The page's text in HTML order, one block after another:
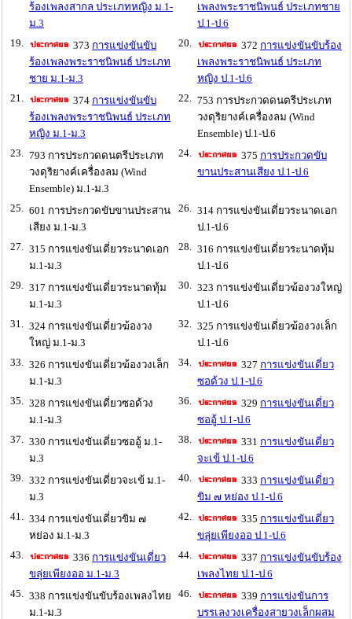
ร้องเพลงสากล ประเภทหญิง ม.1-
ม.3
เพลงพระราชนิพนธ์ ประเภทชาย
ป.1-ป.6
19.
373 การแข่งขันขับ
ร้องเพลงพระราชนิพนธ์ ประเภท
ชาย ม.1-ม.3
20. 372 การแข่งขันขับร้อง
เพลงพระราชนิพนธ์ ประเภท
หญิง ป.1-ป.6
21.
374 การแข่งขันขับ
ร้องเพลงพระราชนิพนธ์ ประเภท
หญิง ม.1-ม.3
22. 753 การประกวดดนตรีประเภท
วงดุริยางค์เครื่องลม (Wind
Ensemble) ป.1-ป.6
23. 793 การประกวดดนตรีประเภท
วงดุริยางค์เครื่องลม (Wind
Ensemble) ม.1-ม.3
24. 375 การประกวดขับ
ขานประสานเสียง ป.1-ป.6
25. 601 การประกวดขับขานประสาน
เสียง ม.1-ม.3
26. 314 การแข่งขันเดี่ยวระนาดเอก
ป.1-ป.6
27. 315 การแข่งขันเดี่ยวระนาดเอก
ม.1-ม.3
28. 316 การแข่งขันเดี่ยวระนาดทุ้ม
ป.1-ป.6
29. 317 การแข่งขันเดี่ยวระนาดทุ้ม
ม.1-ม.3
30. 323 การแข่งขันเดี่ยวฆ้องวงใหญ่
ป.1-ป.6
31. 324 การแข่งขันเดี่ยวฆ้องวง
ใหญ่ ม.1-ม.3
32. 325 การแข่งขันเดี่ยวฆ้องวงเล็ก
ป.1-ป.6
33. 326 การแข่งขันเดี่ยวฆ้องวงเล็ก
ม.1-ม.3
34. 327 การแข่งขันเดี่ยว
ซอด้วง ป.1-ป.6
35. 328 การแข่งขันเดี่ยวซอด้วง
ม.1-ม.3
36. 329 การแข่งขันเดี่ยว
ซออู้ ป.1-ป.6
37. 330 การแข่งขันเดี่ยวซออู้ ม.1-
ม.3
38. 331 การแข่งขันเดี่ยว
จะเข้ ป.1-ป.6
39. 332 การแข่งขันเดี่ยวจะเข้ ม.1-
ม.3
40. 333 การแข่งขันเดี่ยว
ขิม ๗ หย่อง ป.1-ป.6
41. 334 การแข่งขันเดี่ยวขิม ๗
หย่อง ม.1-ม.3
42. 335 การแข่งขันเดี่ยว
ขลุ่ยเพียงออ ป.1-ป.6
43.
336 การแข่งขันเดี่ยว
ขลุ่ยเพียงออ ม.1-ม.3
44. 337 การแข่งขันขับร้อง
เพลงไทย ป.1-ป.6
45. 338 การแข่งขันขับร้องเพลงไทย
ม.1-ม.3
46. 339 การแข่งขันการ
บรรเลงวงเครื่องสายวงเล็กผสม